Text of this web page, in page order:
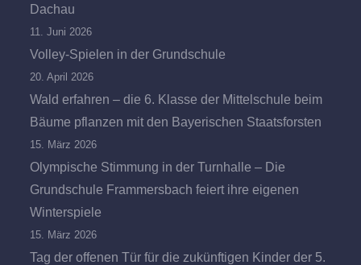
Dachau
11. Juni 2026
Volley-Spielen in der Grundschule
20. April 2026
Wald erfahren – die 6. Klasse der Mittelschule beim
Bäume pflanzen mit den Bayerischen Staatsforsten
15. März 2026
Olympische Stimmung in der Turnhalle – Die
Grundschule Frammersbach feiert ihre eigenen
Winterspiele
15. März 2026
Tag der offenen Tür für die zukünftigen Kinder der 5.